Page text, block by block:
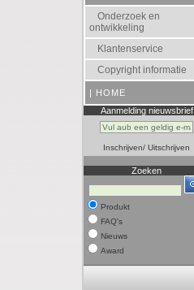
Onderzoek en
ontwikkeling
Klantenservice
Copyright informatie
| HOME
Aanmelding nieuwsbrief
Inschrijven/ Uitschrijven
Zoeken
Produkt
FAQ's
Nieuws
Award